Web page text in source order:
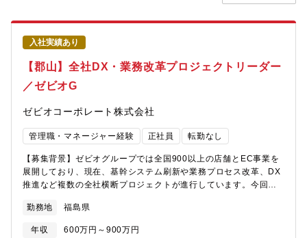
入社実績あり
【郡山】全社DX・業務改革プロジェクトリーダー
／ゼビオG
ゼビオコーポレート株式会社
管理職・マネージャー経験 正社員 転勤なし
【募集背景】ゼビオグループでは全国900以上の店舗とEC事業を
展開しており、現在、基幹システム刷新や業務プロセス改革、DX
推進など複数の全社横断プロジェクトが進行しています。今回募
ェクトリーダーです。単なるシステム導入ではなく、「現場課題
をどう解決するか」を起点に、企画・要件定義からプロジェクト
勤務地 福島県
年収 600万円～900万円